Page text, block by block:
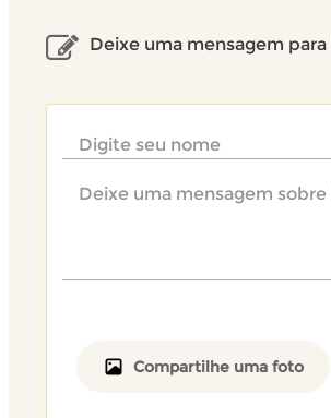
Deixe uma mensagem para
Compartilhe uma foto